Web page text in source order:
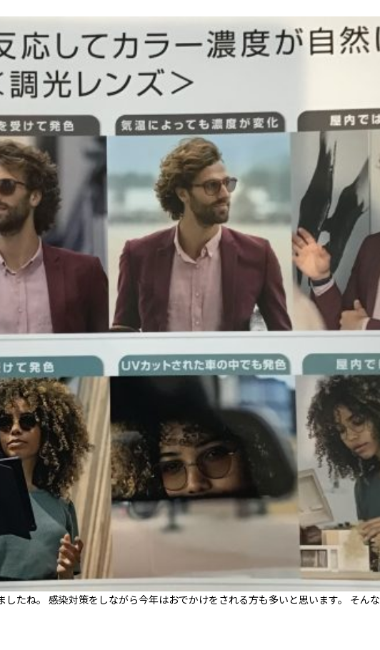
たね。 感染対策をしながら今年はおでかけをされる方も多いと思います。 そん